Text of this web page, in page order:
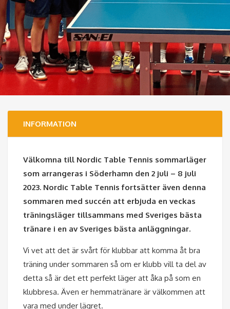
INFORMATION
Välkomna till Nordic Table Tennis sommarläger
som arrangeras i Söderhamn den 2 juli – 8 juli
2023. Nordic Table Tennis fortsätter även denna
sommaren med succén att erbjuda en veckas
träningsläger tillsammans med Sveriges bästa
tränare i en av Sveriges bästa anläggningar.
Vi vet att det är svårt för klubbar att komma åt bra
träning under sommaren så om er klubb vill ta del av
detta så är det ett perfekt läger att åka på som en
klubbresa. Även er hemmatränare är välkommen att
vara med under lägret.